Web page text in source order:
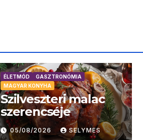
ÉLETMÓD
GASZTRONÓMIA
MAGYAR KONYHA
Szilveszteri malac
szerencséje
05/08/2026 SELYMES